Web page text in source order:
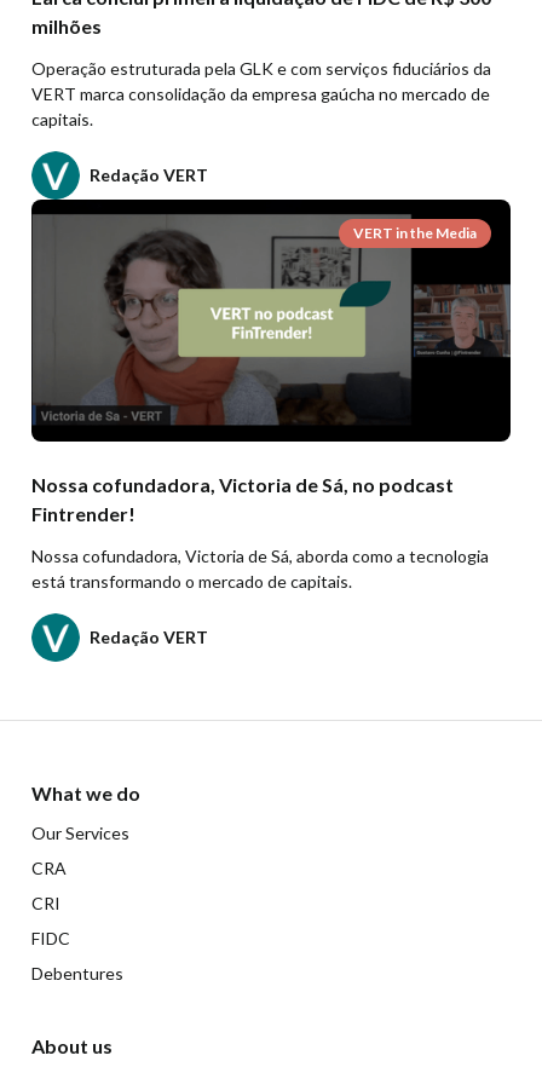
milhões
Operação estruturada pela GLK e com serviços fiduciários da
VERT marca consolidação da empresa gaúcha no mercado de
capitais.
Redação VERT
VERT in the Media
Nossa cofundadora, Victoria de Sá, no podcast
Fintrender!
Nossa cofundadora, Victoria de Sá, aborda como a tecnologia
está transformando o mercado de capitais.
Redação VERT
What we do
Our Services
CRA
CRI
FIDC
Debentures
About us